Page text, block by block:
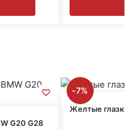
G20 G28
-7%
Желтые